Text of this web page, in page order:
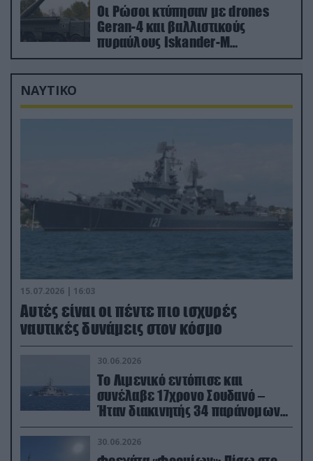
Οι Ρώσοι κτύπησαν με drones
Geran-4 και βαλλιστικούς
πυραύλους Iskander-M
ουκρανικό τρένο με στρατιωτικό
εξοπλισμό
ΝΑΥΤΙΚΟ
15.07.2026 | 16:03
Aυτές είναι οι πέντε πιο ισχυρές
ναυτικές δυνάμεις στον κόσμο
30.06.2026
Το Λιμενικό εντόπισε και
συνέλαβε 17χρονο Σουδανό –
Ήταν διακινητής 34 παράνομων
μεταναστών
30.06.2026